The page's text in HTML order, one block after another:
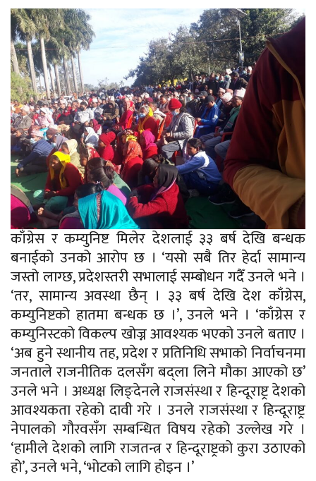
काँग्रेस र कम्युनिष्ट मिलेर देशलाई ३३ बर्ष देखि बन्धक
बनाईको उनको आरोप छ । ‘यसो सबै तिर हेर्दा सामान्य
जस्तो लाग्छ, प्रदेशस्तरी सभालाई सम्बोधन गदैँ उनले भने ।
‘तर, सामान्य अवस्था छैन् । ३३ बर्ष देखि देश काँग्रेस,
कम्युनिष्टको हातमा बन्धक छ ।’, उनले भने । ‘काँग्रेस र
कम्युनिस्टको विकल्प खोज्न आवश्यक भएको उनले बताए ।
‘अब हुने स्थानीय तह, प्रदेश र प्रतिनिधि सभाको निर्वाचनमा
जनताले राजनीतिक दलसँग बद्ला लिने मौका आएको छ’
उनले भने । अध्यक्ष लिङ्देनले राजसंस्था र हिन्दूराष्ट्र देशको
आवश्यकता रहेको दावी गरे । उनले राजसंस्था र हिन्दूराष्ट्र
नेपालको गौरवसँग सम्बन्धित विषय रहेको उल्लेख गरे ।
‘हामीले देशको लागि राजतन्त्र र हिन्दूराष्ट्रको कुरा उठाएको
हो’, उनले भने, ‘भोटको लागि होइन ।’